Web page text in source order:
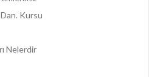
Dan. Kursu
Nelerdir